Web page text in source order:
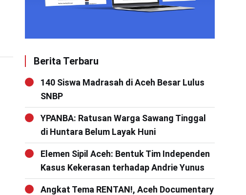
Berita Terbaru
140 Siswa Madrasah di Aceh Besar Lulus
SNBP
YPANBA: Ratusan Warga Sawang Tinggal
di Huntara Belum Layak Huni
Elemen Sipil Aceh: Bentuk Tim Independen
Kasus Kekerasan terhadap Andrie Yunus
Angkat Tema RENTAN!, Aceh Documentary